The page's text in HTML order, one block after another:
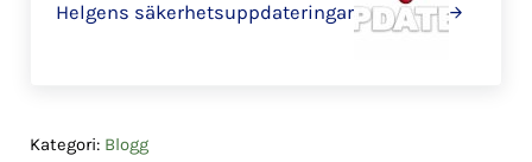
Helgens säkerhetsuppdateringar
Kategori: Blogg